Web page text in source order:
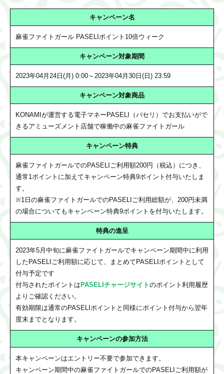
キャンペーン名
麻雀ファイトガール PASELIポイント10倍ウィーク
キャンペーン対象期間
2023年04月24日(月) 0:00～2023年04月30日(日) 23:59
キャンペーン対象商品
KONAMIが運営する電子マネーPASELI（パセリ）でお支払いがで
きるアミューズメント店舗で稼働中の麻雀ファイトガール
キャンペーン特典
麻雀ファイトガールでのPASELIご利用額200円（税込）につき、
通常1ポイントに加えてキャンペーン特典9ポイント付与いたしま
す。
※1日の麻雀ファイトガールでのPASELIご利用総額が、200円未満
の場合についてもキャンペーン特典9ポイントを付与いたします。
特典の進呈
2023年5月中旬に麻雀ファイトガールでキャンペーン期間中に利用
したPASELIご利用額に応じて、まとめてPASELIポイントとして
付与予定です
付与されたポイントはPASELIチャージサイトのポイント利用履歴
よりご確認ください。
有効期限は通常のPASELIポイントと同様にポイント付与から翌年
度末までとなります。
キャンペーンの参加方法
本キャンペーンはエントリー不要で参加できます。
キャンペーン期間中の麻雀ファイトガールでのPASELIご利用額が